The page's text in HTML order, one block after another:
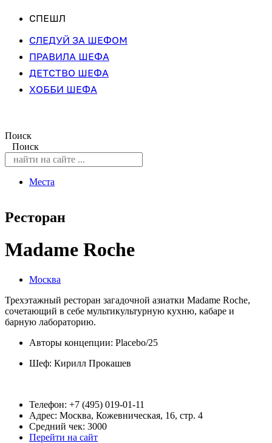
СПЕШЛ
СЛЕДУЙ ЗА ШЕФОМ
ПРАВИЛА ШЕФА
ДЕТСТВО ШЕФА
ХОББИ ШЕФА
Поиск
Поиск
Места
Ресторан
Madamе Roche
Москва
Трехэтажный ресторан загадочной азиатки Madame Roche,
сочетающий в себе мультикультурную кухню, кабаре и
барную лабораторию.
Авторы концепции: Placebo/25
Шеф: Кирилл Прокашев
Телефон: +7 (495) 019-01-11
Адрес: Москва, Кожевническая, 16, стр. 4
Средний чек: 3000
Перейти на сайт